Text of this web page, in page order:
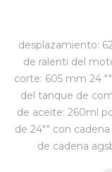
desplazamiento:
de ralenti del
corte: 605 mm 24
del tanque de
de aceite: 260ml
de 24"" con
de cadena
Gastronomía
Ferretería